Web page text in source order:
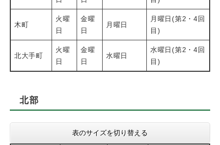
木町
火曜
日
金曜
日
月曜日
月曜日(第2・4回
目)
北大手町
火曜
日
金曜
日
水曜日
水曜日(第2・4回
目)
北部
表のサイズを切り替える